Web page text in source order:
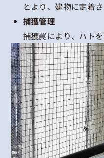
とより、建物に定着
捕獲管理
捕獲罠により、ハト